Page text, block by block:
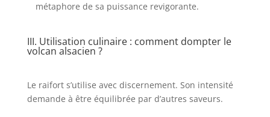
métaphore de sa puissance revigorante.
III. Utilisation culinaire : comment dompter le
volcan alsacien ?
Le raifort s’utilise avec discernement. Son intensité
demande à être équilibrée par d’autres saveurs.